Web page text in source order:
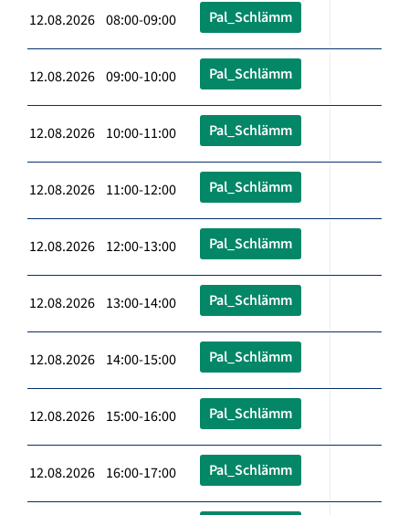
12.08.2026 08:00-09:00 Pal_Schlämm
12.08.2026 09:00-10:00 Pal_Schlämm
12.08.2026 10:00-11:00 Pal_Schlämm
12.08.2026 11:00-12:00 Pal_Schlämm
12.08.2026 12:00-13:00 Pal_Schlämm
12.08.2026 13:00-14:00 Pal_Schlämm
12.08.2026 14:00-15:00 Pal_Schlämm
12.08.2026 15:00-16:00 Pal_Schlämm
12.08.2026 16:00-17:00 Pal_Schlämm